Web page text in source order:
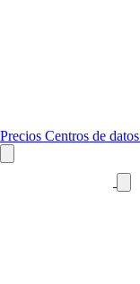
Precios Centros de datos